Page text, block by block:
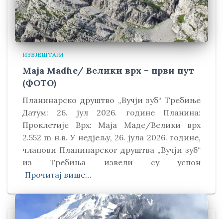
ИЗВЈЕШТАЈИ
Maja Madhe/ Велики врх – први пут
(ФОТО)
Планинарско друштво „Вучји зуб“ Требиње
Датум: 26. јул 2026. године Планина:
Проклетије Врх: Маја Маде/Велики врх
2.552 m н.в. У недјељу, 26. јула 2026. године,
чланови Планинарског друштва „Вучји зуб“
из Требиња извели су успон
Прочитај више…